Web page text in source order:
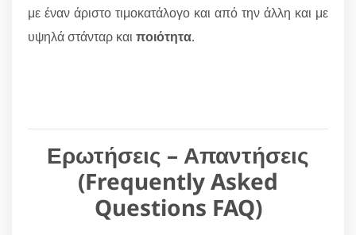
με έναν άριστο τιμοκατάλογο και από την άλλη και με
υψηλά στάνταρ και ποιότητα.
Ερωτήσεις – Απαντήσεις
(Frequently Asked
Questions FAQ)